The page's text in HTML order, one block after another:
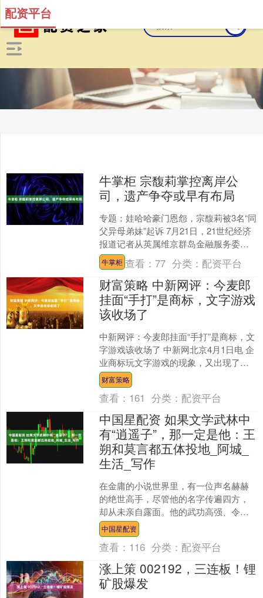
配资平台
牛掌柜 宗馥莉掌控离岸公
司，遗产争夺或早有布局
专题：娃哈哈豪门恩怨，宗馥莉被3名“同
父异母弟妹”起诉 7月21日，21世纪经济
报道记者从英属维京群岛金融服务委员
会查询得知，娃哈哈争产案第二被告Jian
Ha....
牛掌柜 查看：77 分类： 配资平台
财富策略 中新网评：今麦郎
挂面“手打”是商标，文字游戏
该收场了
中新网评：今麦郎挂面“手打”是商标，文
字游戏该收场了 中新网北京4月1日电 企
业商标玩文字游戏的现象，又出现了！
近日，据南京零距离报道，南京消费者
陈先生近日购买....
财富策略
查看： 161 分类： 配资平台
中国星配资 如果文学武林中
有“逍遥子”，那一定是他：王
朔和莫言都五体投地_阿城_
生活_写作
在金庸的小说世界里，有一位声名赫赫
的绝世高手，尽管他的名字传遍四方，
却从未亲自露面。他的武功高强、令人
恐惧，却又与传统的武林正道格格不
入。这个人物便是逍遥派的创....
中国星配资
查看： 116 分类： 配资平台
涨上策 002192，三连板！锂
矿股爆发